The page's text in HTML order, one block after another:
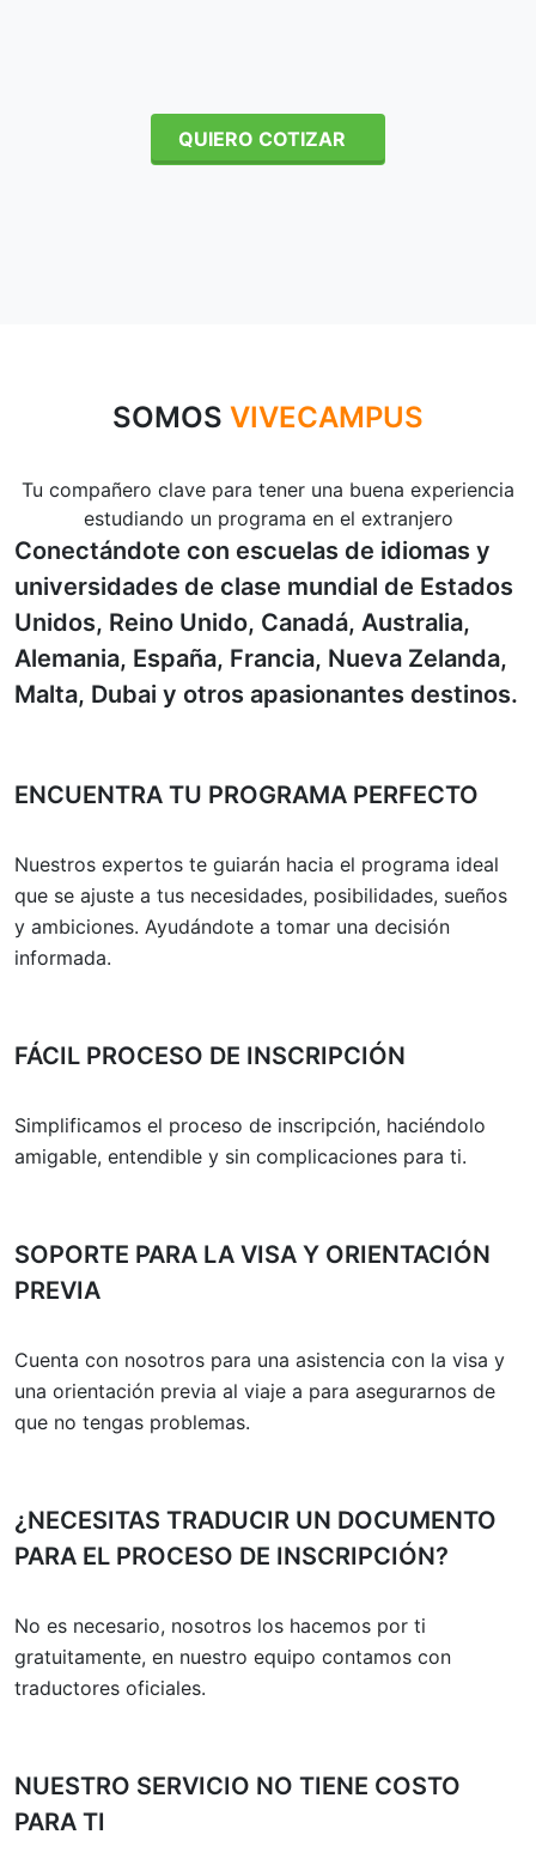
QUIERO COTIZAR
SOMOS VIVECAMPUS
Tu compañero clave para tener una buena experiencia
estudiando un programa en el extranjero
Conectándote con escuelas de idiomas y
universidades de clase mundial de Estados
Unidos, Reino Unido, Canadá, Australia,
Alemania, España, Francia, Nueva Zelanda,
Malta, Dubai y otros apasionantes destinos.
ENCUENTRA TU PROGRAMA PERFECTO
Nuestros expertos te guiarán hacia el programa ideal
que se ajuste a tus necesidades, posibilidades, sueños
y ambiciones. Ayudándote a tomar una decisión
informada.
FÁCIL PROCESO DE INSCRIPCIÓN
Simplificamos el proceso de inscripción, haciéndolo
amigable, entendible y sin complicaciones para ti.
SOPORTE PARA LA VISA Y ORIENTACIÓN
PREVIA
Cuenta con nosotros para una asistencia con la visa y
una orientación previa al viaje a para asegurarnos de
que no tengas problemas.
¿NECESITAS TRADUCIR UN DOCUMENTO
PARA EL PROCESO DE INSCRIPCIÓN?
No es necesario, nosotros los hacemos por ti
gratuitamente, en nuestro equipo contamos con
traductores oficiales.
NUESTRO SERVICIO NO TIENE COSTO
PARA TI